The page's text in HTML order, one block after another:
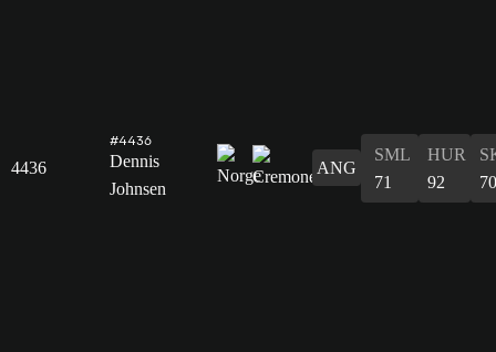
4436
#4436
Dennis
Johnsen
ANG
SML
71
HUR
92
70